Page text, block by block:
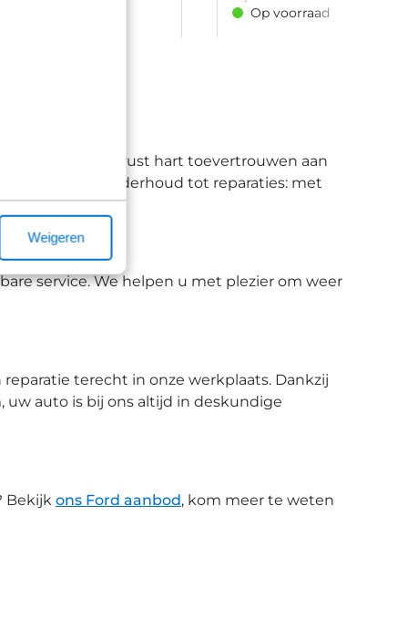
Weigeren
Elektrisch bedienbare
Op voorraad
met een gerust hart toevertrouwen aan
en regulier onderhoud tot reparaties: met
service. We helpen u met plezier om weer
terecht in onze werkplaats. Dankzij
auto is bij ons altijd in deskundige
Bekijk ons Ford aanbod, kom meer te weten